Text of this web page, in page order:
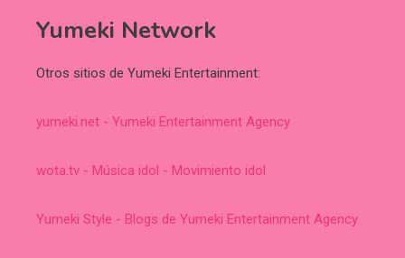
Yumeki Network
Otros sitios de Yumeki Entertainment:
yumeki.net - Yumeki Entertainment Agency
wota.tv - Música idol - Movimiento idol
Yumeki Style - Blogs de Yumeki Entertainment Agency